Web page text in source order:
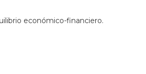
económico-financiero.